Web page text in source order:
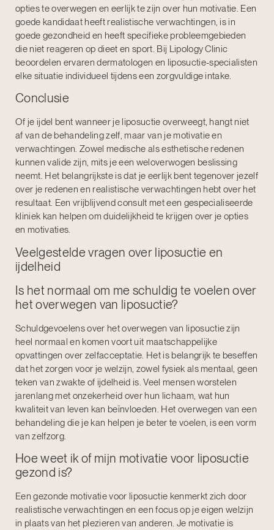
opties te overwegen en eerlijk te zijn over hun motivatie. Een
goede kandidaat heeft realistische verwachtingen, is in
goede gezondheid en heeft specifieke probleemgebieden
die niet reageren op dieet en sport. Bij Lipology Clinic
beoordelen ervaren dermatologen en liposuctie-specialisten
elke situatie individueel tijdens een zorgvuldige intake.
Conclusie
Of je ijdel bent wanneer je liposuctie overweegt, hangt niet
af van de behandeling zelf, maar van je motivatie en
verwachtingen. Zowel medische als esthetische redenen
kunnen valide zijn, mits je een weloverwogen beslissing
neemt. Het belangrijkste is dat je eerlijk bent tegenover jezelf
over je redenen en realistische verwachtingen hebt over het
resultaat. Een vrijblijvend consult met een gespecialiseerde
kliniek kan helpen om duidelijkheid te krijgen over je opties
en motivaties.
Veelgestelde vragen over liposuctie en
ijdelheid
Is het normaal om me schuldig te voelen over
het overwegen van liposuctie?
Schuldgevoelens over het overwegen van liposuctie zijn
heel normaal en komen voort uit maatschappelijke
opvattingen over zelfacceptatie. Het is belangrijk te beseffen
dat het zorgen voor je welzijn, zowel fysiek als mentaal, geen
teken van zwakte of ijdelheid is. Veel mensen worstelen
jarenlang met onzekerheid over hun lichaam, wat hun
kwaliteit van leven kan beïnvloeden. Het overwegen van een
behandeling die je kan helpen je beter te voelen, is een vorm
van zelfzorg.
Hoe weet ik of mijn motivatie voor liposuctie
gezond is?
Een gezonde motivatie voor liposuctie kenmerkt zich door
realistische verwachtingen en een focus op je eigen welzijn
in plaats van het plezieren van anderen. Je motivatie is